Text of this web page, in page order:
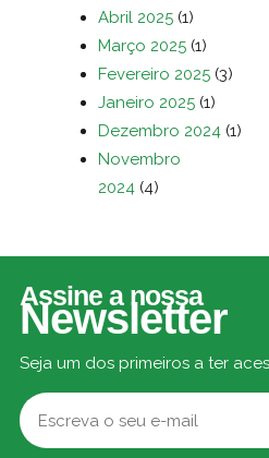
Abril 2025 (1)
Março 2025 (1)
Fevereiro 2025 (3)
Janeiro 2025 (1)
Dezembro 2024 (1)
Novembro
2024 (4)
Assine a nossa
Newsletter
Seja um dos primeiros a ter